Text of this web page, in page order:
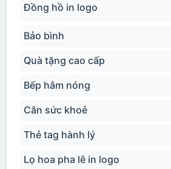
Đồng hồ in logo
Bảo bình
Quà tặng cao cấp
Bếp hâm nóng
Cân sức khoẻ
Thẻ tag hành lý
Lọ hoa pha lê in logo